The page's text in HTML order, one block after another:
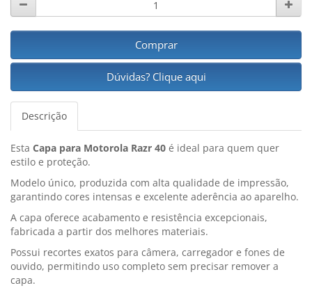
Comprar
Dúvidas? Clique aqui
Descrição
Esta Capa para Motorola Razr 40 é ideal para quem quer
estilo e proteção.
Modelo único, produzida com alta qualidade de impressão,
garantindo cores intensas e excelente aderência ao aparelho.
A capa oferece acabamento e resistência excepcionais,
fabricada a partir dos melhores materiais.
Possui recortes exatos para câmera, carregador e fones de
ouvido, permitindo uso completo sem precisar remover a
capa.